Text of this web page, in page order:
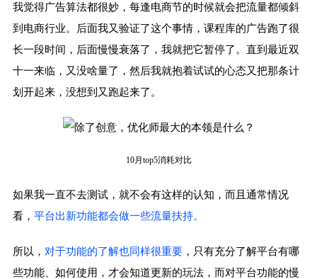
我觉得广告算法都很妙，每逢电商节的时候就会把流量都倾斜
到电商行业。后面我又验证了这个事情，课程库的广告跑了很
长一段时间，后面慢慢衰落了，我就把它暂停了。直到最近双
十一来临，又没啥量了，然后我就抱着试试的心态又把那条计
划开起来，没想到又跑起来了。
10月top5消耗对比
如果我一直不去测试，就不会有这样的认知，而且通常情况
看， 平台出新功能都会做一些流量扶持。
所以， 对于功能的了解也同样很重要 ，只有充分了解平台有哪
些功能、如何使用，才会知道更新的玩法，而对平台功能的慢